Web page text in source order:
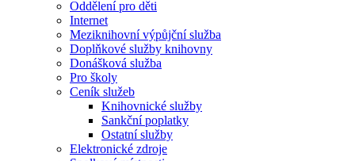
Oddělení pro děti
Internet
Meziknihovní výpůjční služba
Doplňkové služby knihovny
Donášková služba
Pro školy
Ceník služeb
Knihovnické služby
Sankční poplatky
Ostatní služby
Elektronické zdroje